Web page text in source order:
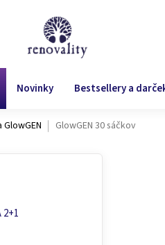
Novinky Bestsellery a
GlowGEN GlowGEN 30 sáčkov
2+1